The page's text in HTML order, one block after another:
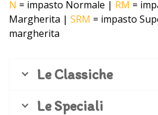
N = impasto Normale | RM =
Margherita | SRM = impasto
margherita
Le Classiche
Le Speciali